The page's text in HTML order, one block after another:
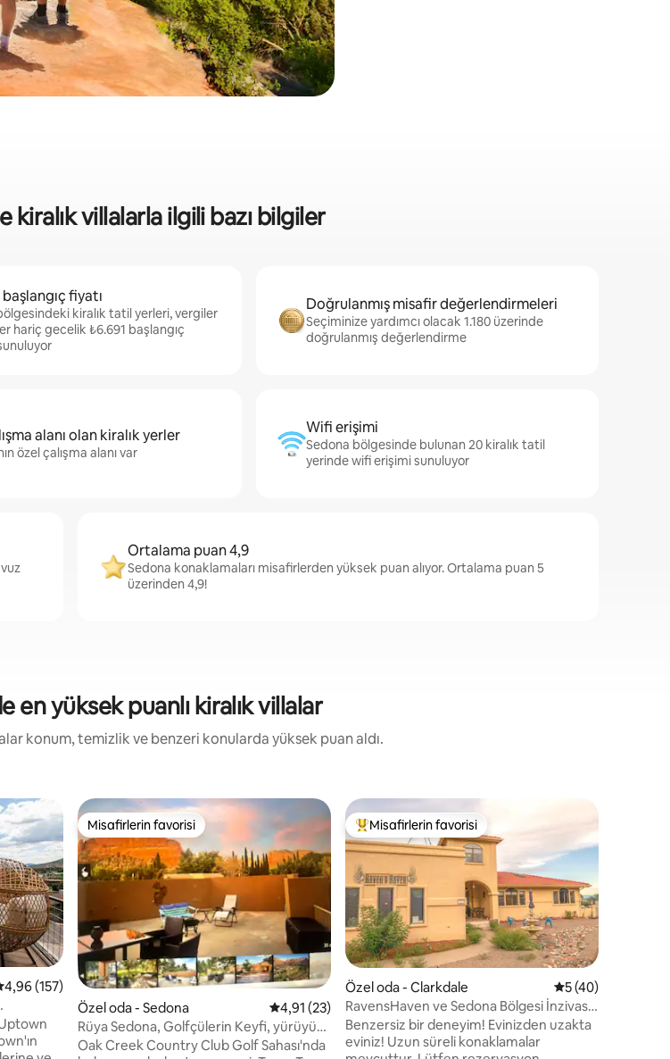
kiralık villalarla ilgili bazı bilgiler
fiyatı
kiralık tatil yerleri, vergiler
hariç gecelik ₺6.691 başlangıç
Doğrulanmış misafir değerlendirmeleri
Seçiminize yardımcı olacak 1.180 üzerinde
doğrulanmış değerlendirme
alanı olan kiralık yerler
özel çalışma alanı var
Wifi erişimi
Sedona bölgesinde bulunan 20 kiralık tatil
yerinde wifi erişimi sunuluyor
Ortalama puan 4,9
Sedona konaklamaları misafirlerden yüksek puan alıyor. Ortalama puan 5
üzerinden 4,9!
en yüksek puanlı kiralık villalar
konum, temizlik ve benzeri konularda yüksek puan aldı.
arasında
üzerinden ortalama 4,96 puan, 157 değerlendirme
4,96 (157)
Misafirlerin favorisi
Misafirlerin favorisi
Özel oda - Sedona 5 üzerinden ortalama 4,91 puan, 23 değerlendirme
4,91 (23)
Rüya Sedona, Golfçülerin Keyfi, yürüyüş,
jakuzi.
Oak Creek Country Club Golf Sahası'nda
Misafirlerin favorilerinden en beğenilenler arasında
Misafirlerin favorisi
Özel oda - Clarkdale 5 üzerinden
5 (40)
RavensHaven ve Sedona Bölgesi İnzivası
~Soru Sorun!*
Benzersiz bir deneyim! Evinizden uzakta
eviniz! Uzun süreli konaklamalar